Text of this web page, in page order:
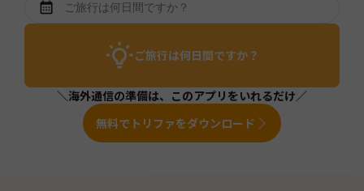
ご旅行は何日間ですか？
＼海外通信の準備は、このアプリをいれるだけ／
無料でトリファをダウンロード